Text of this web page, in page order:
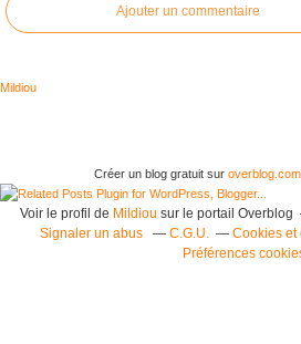
Ajouter un commentaire
Mildiou
Créer un blog gratuit suroverblog.com
Voir le profil de Mildiou sur le portail Overblog
Signaler un abus
C.G.U.
Cookies
Préférences